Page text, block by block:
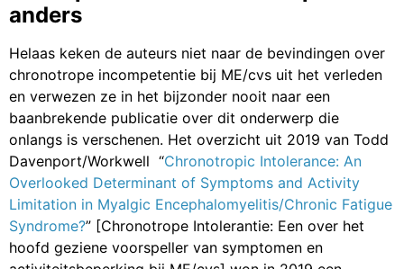
anders
Helaas keken de auteurs niet naar de bevindingen over
chronotrope incompetentie bij ME/cvs uit het verleden
en verwezen ze in het bijzonder nooit naar een
baanbrekende publicatie over dit onderwerp die
onlangs is verschenen. Het overzicht uit 2019 van Todd
Davenport/Workwell “Chronotropic Intolerance: An
Overlooked Determinant of Symptoms and Activity
Limitation in Myalgic Encephalomyelitis/Chronic Fatigue
Syndrome?” [Chronotrope Intolerantie: Een over het
hoofd geziene voorspeller van symptomen en